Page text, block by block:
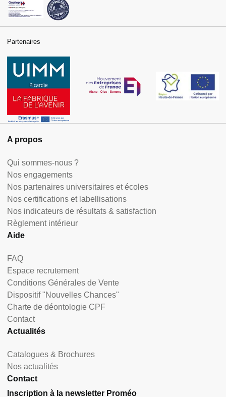
A propos
Qui sommes-nous ?
Nos engagements
Nos partenaires universitaires et écoles
Nos certifications et labellisations
Nos indicateurs de résultats & satisfaction
Règlement intérieur
Aide
FAQ
Espace recrutement
Conditions Générales de Vente
Dispositif "Nouvelles Chances"
Charte de déontologie CPF
Contact
Actualités
Catalogues & Brochures
Nos actualités
Contact
Inscription à la newsletter Proméo
Partenaires